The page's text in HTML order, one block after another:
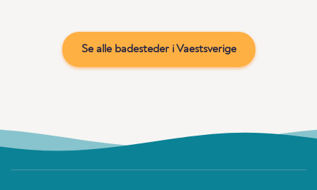
Se alle badesteder i Vaestsverige